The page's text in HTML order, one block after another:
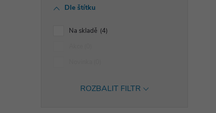
Dle štítku
Na skladě 4
ROZBALIT FILTR